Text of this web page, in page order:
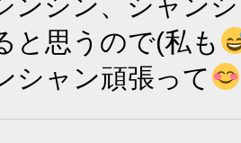
と思うので(私も
シャン頑張って